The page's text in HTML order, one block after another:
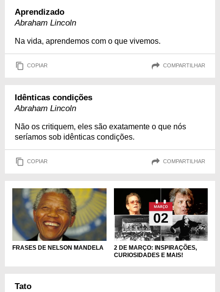
Aprendizado
Abraham Lincoln
Na vida, aprendemos com o que vivemos.
COPIAR COMPARTILHAR
Idênticas condições
Abraham Lincoln
Não os critiquem, eles são exatamente o que nós
seríamos sob idênticas condições.
COPIAR COMPARTILHAR
FRASES DE NELSON MANDELA
2 DE MARÇO: INSPIRAÇÕES,
CURIOSIDADES E MAIS!
Tato